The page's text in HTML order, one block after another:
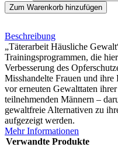
Zum Warenkorb hinzufügen
Beschreibung
„Täterarbeit Häusliche
Trainingsprogrammen, die
Verbesserung des
Misshandelte Frauen und
vor erneuten Gewalttaten
teilnehmenden Männern –
gewaltfreie Alternativen zu
aufgezeigt werden.
Mehr Informationen
Verwandte Produkte